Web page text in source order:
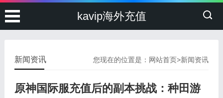
kavip海外充值
您现在的位置是： 网站首页>新闻资讯
新闻资讯
原神国际服充值后的副本挑战：种田游